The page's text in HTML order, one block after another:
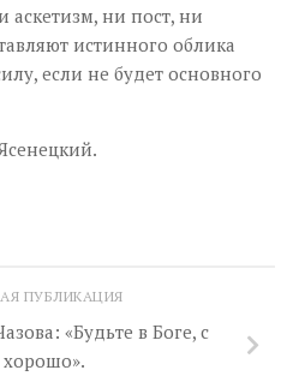
аскетизм, ни пост, ни
истинного облика
если не будет основного
ПУБЛИКАЦИЯ
«Будьте в Боге, с